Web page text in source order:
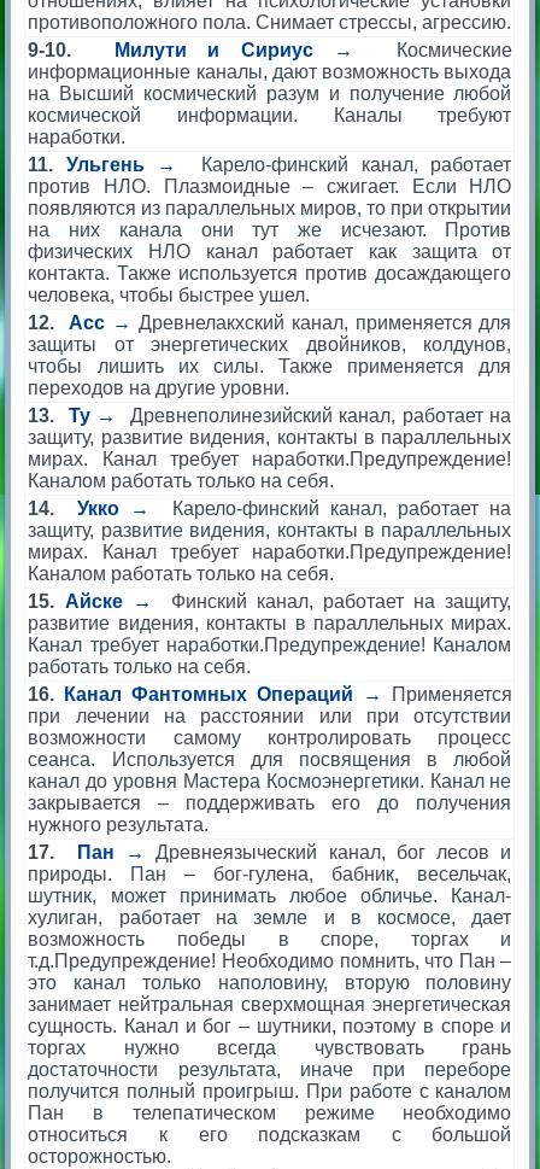
противоположного пола. Снимает стрессы, агрессию.
9-10.
Милути и Сириус →
Космические
информационные каналы, дают возможность выхода
на Высший космический разум и получение любой
космической информации. Каналы требуют
наработки.
11. Ульгень →
Карело-финский канал, работает
против НЛО. Плазмоидные – сжигает. Если НЛО
появляются из параллельных миров, то при открытии
на них канала они тут же исчезают. Против
физических НЛО канал работает как защита от
контакта. Также используется против досаждающего
человека, чтобы быстрее ушел.
12.Асс → Древнелакхский канал, применяется для
защиты от энергетических двойников, колдунов,
чтобы лишить их силы. Также применяется для
переходов на другие уровни.
13. Ту →
Древнеполинезийский канал, работает на
защиту, развитие видения, контакты в параллельных
мирах. Канал требует наработки.Предупреждение!
Каналом работать только на себя.
14. Укко →
Карело-финский канал, работает на
защиту, развитие видения, контакты в параллельных
мирах. Канал требует наработки.Предупреждение!
Каналом работать только на себя.
15. Айске →
Финский канал, работает на защиту,
развитие видения, контакты в параллельных мирах.
Канал требует наработки.Предупреждение! Каналом
работать только на себя.
16.
Канал Фантомных Операций →
Применяется
при лечении на расстоянии или при отсутствии
возможности самому контролировать процесс
сеанса. Используется для посвящения в любой
канал до уровня Мастера Космоэнергетики. Канал не
закрывается – поддерживать его до получения
нужного результата.
17.
Пан →
Древнеязыческий канал, бог лесов и
природы. Пан – бог-гулена, бабник, весельчак,
шутник, может принимать любое обличье. Канал-
хулиган, работает на земле и в космосе, дает
возможность победы в споре, торгах и
т.д.Предупреждение! Необходимо помнить, что Пан –
это канал только наполовину, вторую половину
занимает нейтральная сверхмощная энергетическая
сущность. Канал и бог – шутники, поэтому в споре и
торгах нужно всегда чувствовать грань
достаточности результата, иначе при переборе
получится полный проигрыш. При работе с каналом
Пан в телепатическом режиме необходимо
относиться к его подсказкам с большой
осторожностью.